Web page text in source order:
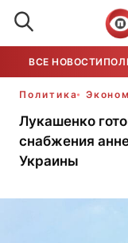
ВСЕ НОВОСТИ
Политика
Лукашенко
снабжения
Украины